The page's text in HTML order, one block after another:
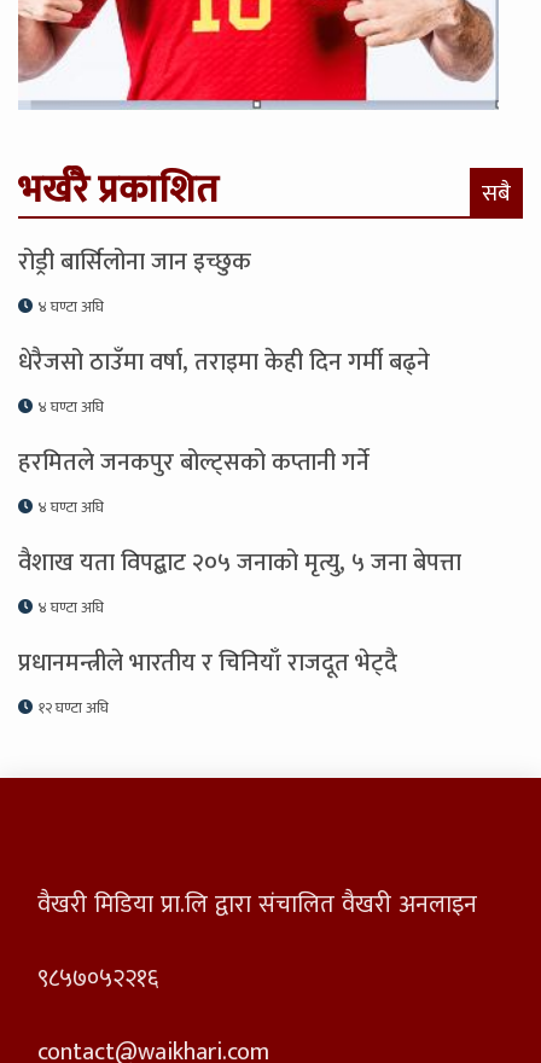
भर्खरै प्रकाशित सबै
रोड्री बार्सिलोना जान इच्छुक
४ घण्टा अघि
धेरैजसो ठाउँमा वर्षा, तराइमा केही दिन गर्मी बढ्ने
४ घण्टा अघि
हरमितले जनकपुर बोल्ट्सको कप्तानी गर्ने
४ घण्टा अघि
वैशाख यता विपद्बाट २०५ जनाको मृत्यु, ५ जना बेपत्ता
४ घण्टा अघि
प्रधानमन्त्रीले भारतीय र चिनियाँ राजदूत भेट्दै
१२ घण्टा अघि
वैखरी मिडिया प्रा.लि द्वारा संचालित वैखरी अनलाइन
९८५७०५२२१६
contact@waikhari.com